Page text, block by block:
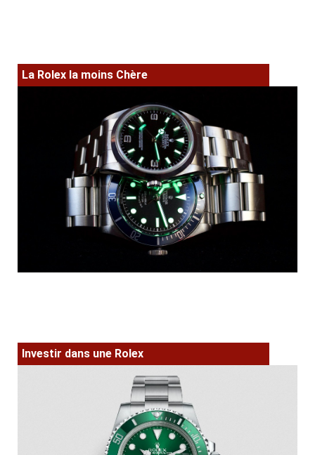
La Rolex la moins Chère
Investir dans une Rolex